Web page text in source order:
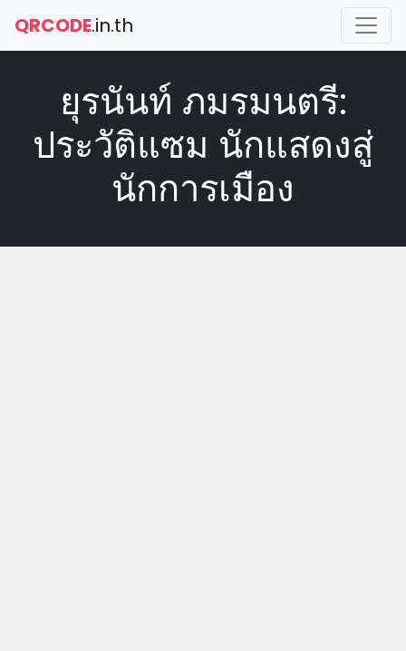
QRCODE.in.th
ยุรนันท์ ภมรมนตรี:
ประวัติแซม นักแสดงสู่
นักการเมือง